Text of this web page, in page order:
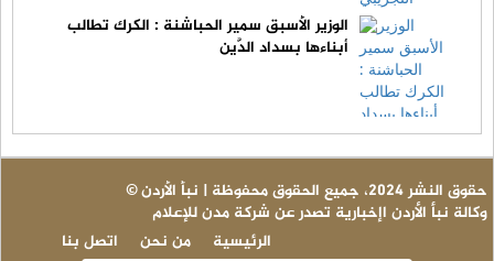
الوزير الأسبق سمير الحباشنة : الكرك تطالب
أبناءها بسداد الدَّين
© حقوق النشر 2024، جميع الحقوق محفوظة | نبأ الأردن
وكالة نبأ الأردن اإخبارية تصدر عن شركة مدن للإعلام
اتصل بنا
من نحن الرئيسية